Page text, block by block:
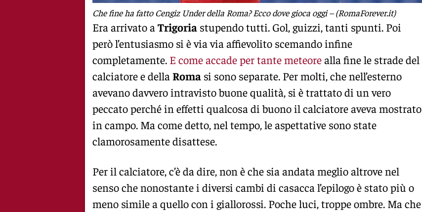
Che fine ha fatto Cengiz Under della Roma? Ecco dove gioca oggi – (RomaForever.it)
Era arrivato a Trigoria stupendo tutti. Gol, guizzi, tanti spunti. Poi
però l’entusiasmo si è via via affievolito scemando infine
completamente. E come accade per tante meteorealla fine le strade del
calciatore e della Roma si sono separate. Per molti, che nell’esterno
avevano davvero intravisto buone qualità, si è trattato di un vero
peccato perché in effetti qualcosa di buono il calciatore aveva mostrato
in campo. Ma come detto, nel tempo, le aspettative sono state
clamorosamente disattese.
Per il calciatore, c’è da dire, non è che sia andata meglio altrove nel
senso che nonostante i diversi cambi di casacca l’epilogo è stato più o
meno simile a quello con i giallorossi. Poche luci, troppe ombre. Ma che